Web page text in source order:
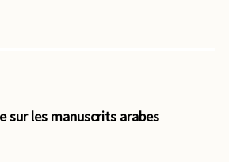
sur les manuscrits arabes